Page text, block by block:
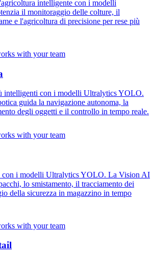
intelligente con i modelli
il monitoraggio delle colture, il
e l'agricoltura di precisione per rese più
intelligenti con i modelli Ultralytics YOLO.
guida la navigazione autonoma, la
degli oggetti e il controllo in tempo reale.
con i modelli Ultralytics YOLO. La Vision AI
lo smistamento, il tracciamento dei
della sicurezza in magazzino in tempo